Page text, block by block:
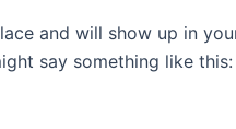
and will show up in
say something like this: